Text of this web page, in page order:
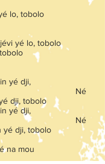
lo, tobolo
yé lo, tobolo
yé dji,
Né
dji, tobolo
yé dji,
Né
yé dji, tobolo
na mou